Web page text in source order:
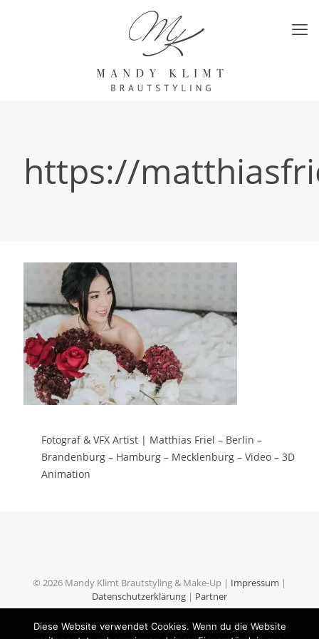
https://
Fotograf & VFX Artist | Matthias Friel – Berlin –
Brandenburg – Hamburg – Mecklenburg – Video – 3D
Animation
© 2026 Mandy Klimt Brautstyling & Make-Up | Impressum |
Datenschutzerklärung | Partner
Diese Website verwendet Cookies. Wenn du die Website